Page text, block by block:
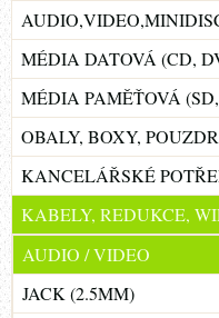
MÉDIA DATOVÁ (CD,
MÉDIA PAMĚŤOVÁ
OBALY, BOXY,
KANCELÁŘSKÉ
KABELY, REDUKCE,
AUDIO / VIDEO
JACK (2.5MM)